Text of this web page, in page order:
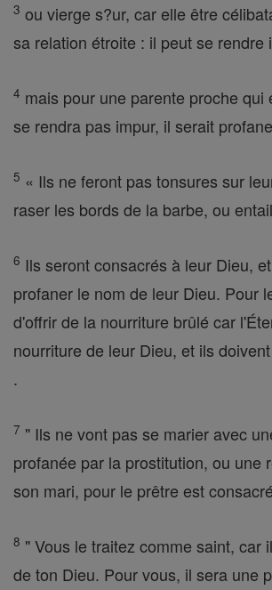
3 ou vierge s?ur, car elle être
sa relation étroite : il peut se rendre
4 mais pour une parente proche qui
se rendra pas impur, il serait
5 « Ils ne feront pas tonsures sur
raser les bords de la barbe, ou
6 Ils seront consacrés à leur Dieu,
profaner le nom de leur Dieu. Pour
d'offrir de la nourriture brûlé car
nourriture de leur Dieu, et ils
.
7 " Ils ne vont pas se marier avec
profanée par la prostitution, ou une
son mari, pour le prêtre est
8 " Vous le traitez comme saint, car
de ton Dieu. Pour vous, il sera une